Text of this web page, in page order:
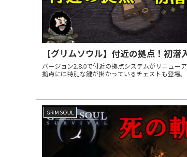
【グリムソウル】付近の拠点！初潜
バージョン2.8.0で付近の拠点システムがリニューア
拠点には特別な鍵が掛かっているチェストも登場。
GRIM SOUL